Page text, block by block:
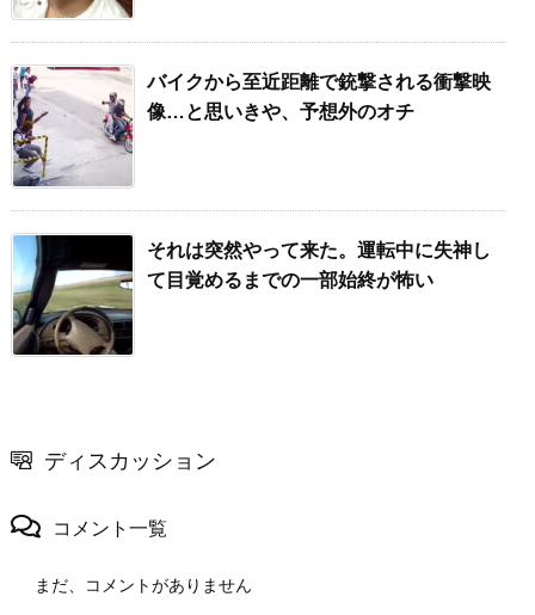
バイクから至近距離で銃撃される衝撃映
像…と思いきや、予想外のオチ
それは突然やって来た。運転中に失神し
て目覚めるまでの一部始終が怖い
ディスカッション
コメント一覧
まだ、コメントがありません